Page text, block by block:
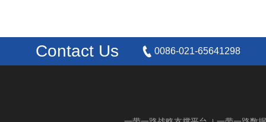
Contact Us 0086-021-65641298